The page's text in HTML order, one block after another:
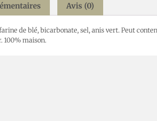
Avis (0)
de blé, bicarbonate, sel, anis vert. Peut
100% maison.